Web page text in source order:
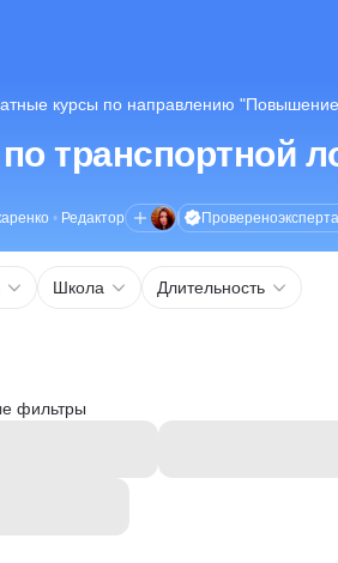
курсы по направлению
транспортной
• Редактор Проверено
Школа Длительность
фильтры